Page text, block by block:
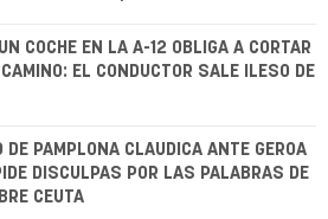
COCHE EN LA A-12 OBLIGA A CORTAR
EL CONDUCTOR SALE ILESO DE
DE PAMPLONA CLAUDICA ANTE GEROA
DISCULPAS POR LAS PALABRAS DE
CEUTA